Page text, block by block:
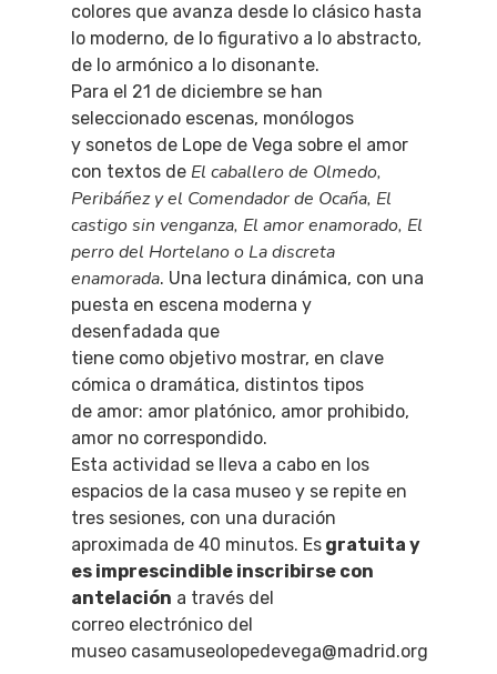
colores que avanza desde lo clásico hasta
lo moderno, de lo figurativo a lo abstracto,
de lo armónico a lo disonante.
Para el 21 de diciembre se han
seleccionado escenas, monólogos
y sonetos de Lope de Vega sobre el amor
con textos de El caballero de Olmedo,
Peribáñez y el Comendador de Ocaña, El
castigo sin venganza, El amor enamorado, El
perro del Hortelano o La discreta
enamorada. Una lectura dinámica, con una
puesta en escena moderna y
desenfadada que
tiene como objetivo mostrar, en clave
cómica o dramática, distintos tipos
de amor: amor platónico, amor prohibido,
amor no correspondido.
Esta actividad se lleva a cabo en los
espacios de la casa museo y se repite en
tres sesiones, con una duración
aproximada de 40 minutos. Es gratuita y
es imprescindible inscribirse con
antelación a través del
correo electrónico del
museo casamuseolopedevega@madrid.org